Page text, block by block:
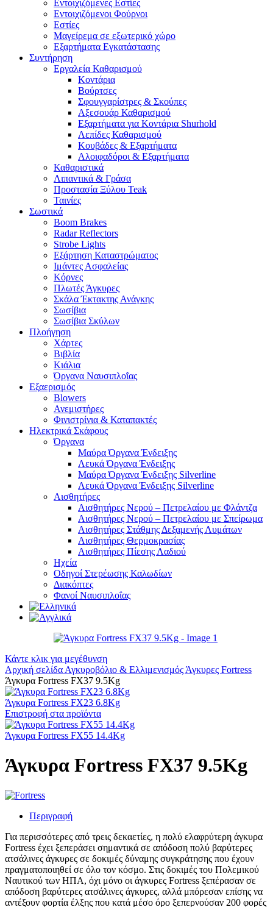
Εντοιχιζόμενες Εστίες
Εντοιχιζόμενοι Φούρνοι
Εστίες
Μαγείρεμα σε εξωτερικό χώρο
Εξαρτήματα Εγκατάστασης
Συντήρηση
Εργαλεία Καθαρισμού
Κοντάρια
Βούρτσες
Σφουγγαρίστρες & Σκούπες
Αξεσουάρ Καθαρισμού
Εξαρτήματα για Κοντάρια Shurhold
Λεπίδες Καθαρισμού
Κουβάδες & Εξαρτήματα
Αλοιφαδόροι & Εξαρτήματα
Καθαριστικά
Λιπαντικά & Γράσα
Προστασία Ξύλου Teak
Ταινίες
Σωστικά
Boom Brakes
Radar Reflectors
Strobe Lights
Εξάρτηση Καταστρώματος
Ιμάντες Ασφαλείας
Κόρνες
Πλωτές Άγκυρες
Σκάλα Έκτακτης Ανάγκης
Σωσίβια
Σωσίβια Σκύλων
Πλοήγηση
Χάρτες
Βιβλία
Κιάλια
Όργανα Ναυσιπλοΐας
Εξαερισμός
Blowers
Ανεμιστήρες
Φινιστρίνια & Καταπακτές
Ηλεκτρικά Σκάφους
Όργανα
Μαύρα Όργανα Ένδειξης
Λευκά Όργανα Ένδειξης
Μαύρα Όργανα Ένδειξης Silverline
Λευκά Όργανα Ένδειξης Silverline
Αισθητήρες
Αισθητήρες Νερού – Πετρελαίου με Φλάντζα
Αισθητήρες Νερού – Πετρελαίου με Σπείρωμα
Αισθητήρες Στάθμης Δεξαμενής Λυμάτων
Αισθητήρες Θερμοκρασίας
Αισθητήρες Πίεσης Λαδιού
Ηχεία
Οδηγοί Στερέωσης Καλωδίων
Διακόπτες
Φανοί Ναυσιπλοΐας
Κάντε κλικ για μεγέθυνση
Αρχική σελίδα Αγκυροβόλιο & Ελλιμενισμός Άγκυρες Fortress
Άγκυρα Fortress FX37 9.5Kg
Άγκυρα Fortress FX23 6.8Kg
Επιστροφή στα προϊόντα
Άγκυρα Fortress FX55 14.4Kg
Άγκυρα Fortress FX37 9.5Kg
Περιγραφή
Για περισσότερες από τρεις δεκαετίες, η πολύ ελαφρύτερη άγκυρα
Fortress έχει ξεπεράσει σημαντικά σε απόδοση πολύ βαρύτερες
ατσάλινες άγκυρες σε δοκιμές δύναμης συγκράτησης που έχουν
πραγματοποιηθεί σε όλο τον κόσμο. Στις δοκιμές του Πολεμικού
Ναυτικού των ΗΠΑ, όχι μόνο οι άγκυρες Fortress ξεπέρασαν σε
απόδοση βαρύτερες ατσάλινες άγκυρες, αλλά μπόρεσαν επίσης να
αντέξουν φορτία έλξης που κατά μέσο όρο ξεπερνούσαν 200 φορές